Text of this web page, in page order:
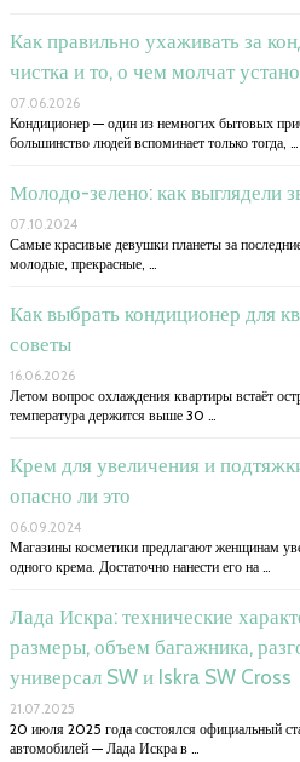
Как правильно ухаживать за
чистка и то, о чем молчат
07.06.2026
Кондиционер — один из немногих бытовых
большинство людей вспоминает только тогда, …
Молодо-зелено: как выглядели
07.10.2024
Самые красивые девушки планеты за
молодые, прекрасные, …
Как выбрать кондиционер для
советы
16.06.2026
Летом вопрос охлаждения квартиры встаёт
температура держится выше 30 …
Крем для увеличения и
опасно ли это
06.09.2024
Магазины косметики предлагают женщинам
одного крема. Достаточно нанести его на …
Лада Искра: технические
размеры, объем багажника,
универсал SW и Iskra SW Cross
21.07.2025
20 июля 2025 года состоялся официальный
автомобилей — Лада Искра в …